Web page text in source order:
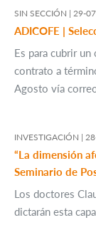
SIN SECCIÓN | 29-
ADICOFE |
Es para cubrir
contrato a
Agosto vía
INVESTIGACIÓN |
“La dimensión
Seminario de
Los doctores
dictarán esta